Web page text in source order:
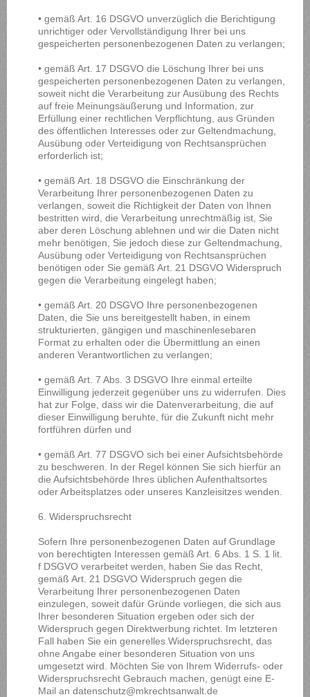
• gemäß Art. 16 DSGVO unverzüglich die Berichtigung
unrichtiger oder Vervollständigung Ihrer bei uns
gespeicherten personenbezogenen Daten zu verlangen;
• gemäß Art. 17 DSGVO die Löschung Ihrer bei uns
gespeicherten personenbezogenen Daten zu verlangen,
soweit nicht die Verarbeitung zur Ausübung des Rechts
auf freie Meinungsäußerung und Information, zur
Erfüllung einer rechtlichen Verpflichtung, aus Gründen
des öffentlichen Interesses oder zur Geltendmachung,
Ausübung oder Verteidigung von Rechtsansprüchen
erforderlich ist;
• gemäß Art. 18 DSGVO die Einschränkung der
Verarbeitung Ihrer personenbezogenen Daten zu
verlangen, soweit die Richtigkeit der Daten von Ihnen
bestritten wird, die Verarbeitung unrechtmäßig ist, Sie
aber deren Löschung ablehnen und wir die Daten nicht
mehr benötigen, Sie jedoch diese zur Geltendmachung,
Ausübung oder Verteidigung von Rechtsansprüchen
benötigen oder Sie gemäß Art. 21 DSGVO Widerspruch
gegen die Verarbeitung eingelegt haben;
• gemäß Art. 20 DSGVO Ihre personenbezogenen
Daten, die Sie uns bereitgestellt haben, in einem
strukturierten, gängigen und maschinenlesebaren
Format zu erhalten oder die Übermittlung an einen
anderen Verantwortlichen zu verlangen;
• gemäß Art. 7 Abs. 3 DSGVO Ihre einmal erteilte
Einwilligung jederzeit gegenüber uns zu widerrufen. Dies
hat zur Folge, dass wir die Datenverarbeitung, die auf
dieser Einwilligung beruhte, für die Zukunft nicht mehr
fortführen dürfen und
• gemäß Art. 77 DSGVO sich bei einer Aufsichtsbehörde
zu beschweren. In der Regel können Sie sich hierfür an
die Aufsichtsbehörde Ihres üblichen Aufenthaltsortes
oder Arbeitsplatzes oder unseres Kanzleisitzes wenden.
6. Widerspruchsrecht
Sofern Ihre personenbezogenen Daten auf Grundlage
von berechtigten Interessen gemäß Art. 6 Abs. 1 S. 1 lit.
f DSGVO verarbeitet werden, haben Sie das Recht,
gemäß Art. 21 DSGVO Widerspruch gegen die
Verarbeitung Ihrer personenbezogenen Daten
einzulegen, soweit dafür Gründe vorliegen, die sich aus
Ihrer besonderen Situation ergeben oder sich der
Widerspruch gegen Direktwerbung richtet. Im letzteren
Fall haben Sie ein generelles Widerspruchsrecht, das
ohne Angabe einer besonderen Situation von uns
umgesetzt wird. Möchten Sie von Ihrem Widerrufs- oder
Widerspruchsrecht Gebrauch machen, genügt eine E-
Mail an datenschutz@mkrechtsanwalt.de